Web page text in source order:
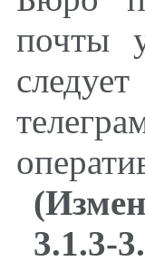
почты
3.1.3-